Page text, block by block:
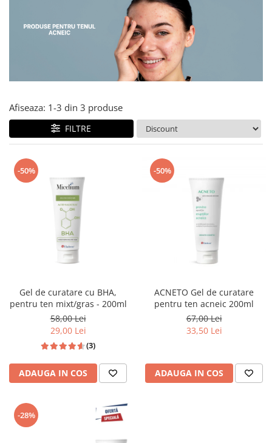
Lotiuni tonice
Produse pentru pete pigmentare
Evidence skincare
Pachete
Afiseaza: 1-3 din 3 produse
FILTRE
-50%
Gel de curatare cu BHA,
pentru ten mixt/gras - 200ml
58,00 Lei
29,00 Lei
(3)
ADAUGA IN COS
-50%
ACNETO Gel de curatare
pentru ten acneic 200ml
67,00 Lei
33,50 Lei
ADAUGA IN COS
-28%